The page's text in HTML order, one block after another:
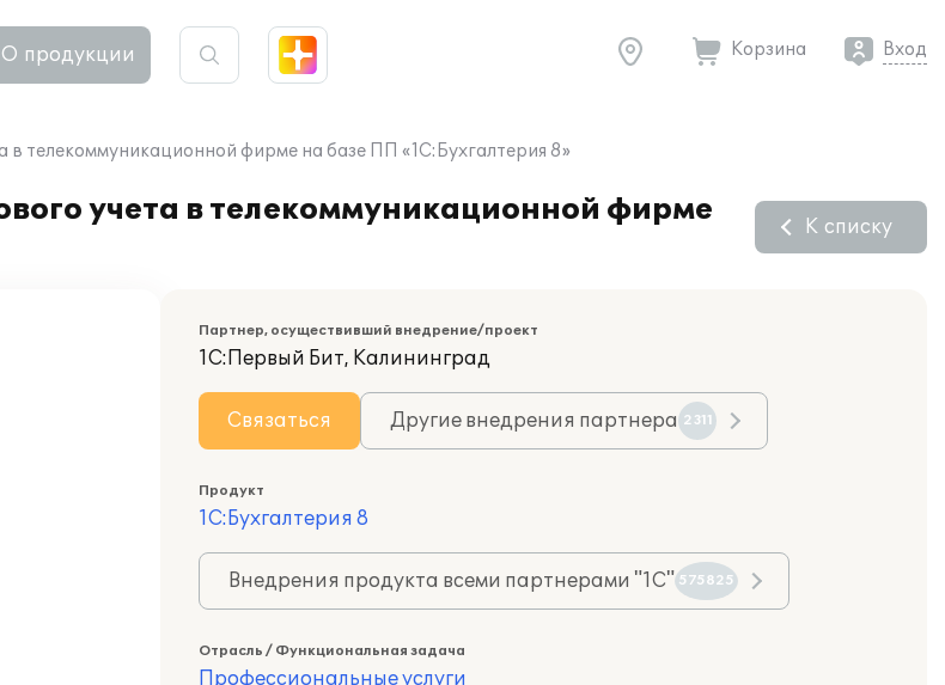
О продукции Корзина Вход
в телекоммуникационной фирме на базе ПП «1C:Бухгалтерия 8»
учета в телекоммуникационной фирме
К списку
Партнер, осуществивший внедрение/проект
1С:Первый Бит, Калининград
Связаться Другие внедрения партнера 2311
Продукт
1С:Бухгалтерия 8
Внедрения продукта всеми партнерами "1С" 575825
Отрасль / Функциональная задача
Профессиональные услуги